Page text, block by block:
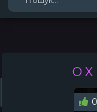
O X
0